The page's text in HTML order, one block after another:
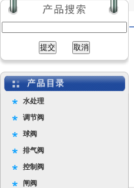
水处理
调节阀
球阀
排气阀
控制阀
闸阀